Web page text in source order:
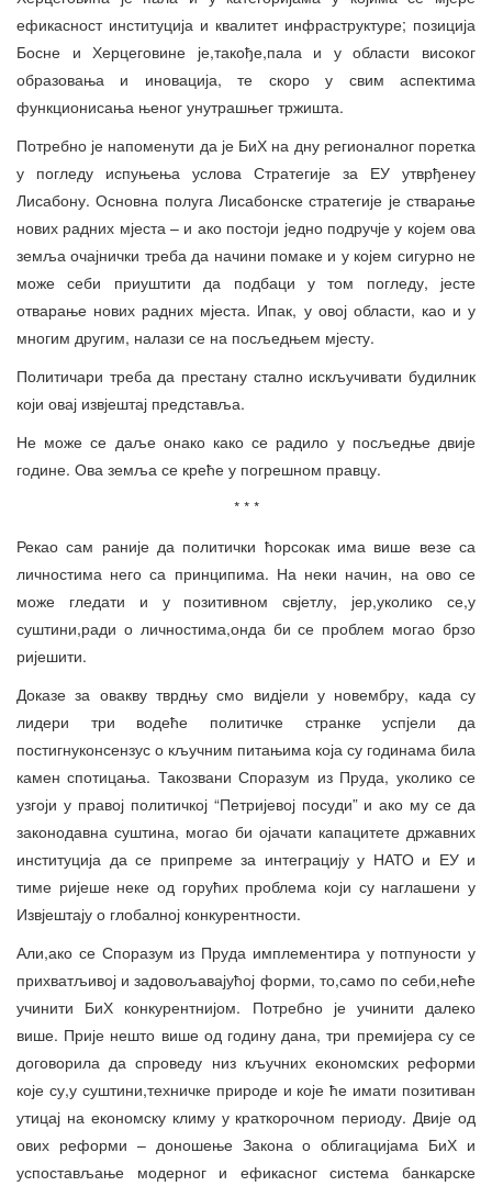
ефикасност институција и квалитет инфраструктуре; позиција
Босне и Херцеговине је,такође,пала и у области високог
образовања и иновација, те скоро у свим аспектима
функционисања њеног унутрашњег тржишта.
Потребно је напоменути да је БиХ на дну регионалног поретка
у погледу испуњења услова Стратегије за ЕУ утврђенеу
Лисабону. Основна полуга Лисабонске стратегије је стварање
нових радних мјеста – и ако постоји једно подручје у којем ова
земља очајнички треба да начини помаке и у којем сигурно не
може себи приуштити да подбаци у том погледу, јесте
отварање нових радних мјеста. Ипак, у овој области, као и у
многим другим, налази се на посљедњем мјесту.
Политичари треба да престану стално искључивати будилник
који овај извјештај представља.
Не може се даље онако како се радило у посљедње двије
године. Ова земља се креће у погрешном правцу.
* * *
Рекао сам раније да политички ћорсокак има више везе са
личностима него са принципима. На неки начин, на ово се
може гледати и у позитивном свјетлу, јер,уколико се,у
суштини,ради о личностима,онда би се проблем могао брзо
ријешити.
Доказе за овакву тврдњу смо видјели у новембру, када су
лидери три водеће политичке странке успјели да
постигнуконсензус о кључним питањима која су годинама била
камен спотицања. Такозвани Споразум из Пруда, уколико се
узгоји у правој политичкој “Петријевој посуди” и ако му се да
законодавна суштина, могао би ојачати капацитете државних
институција да се припреме за интеграцију у НАТО и ЕУ и
тиме ријеше неке од горућих проблема који су наглашени у
Извјештају о глобалној конкурентности.
Али,ако се Споразум из Пруда имплементира у потпуности у
прихватљивој и задовољавајућој форми, то,само по себи,неће
учинити БиХ конкурентнијом. Потребно је учинити далеко
више. Прије нешто више од годину дана, три премијера су се
договорила да спроведу низ кључних економских реформи
које су,у суштини,техничке природе и које ће имати позитиван
утицај на економску климу у краткорочном периоду. Двије од
ових реформи – доношење Закона о облигацијама БиХ и
успостављање модерног и ефикасног система банкарске